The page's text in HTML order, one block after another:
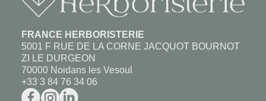
FRANCE HERBORISTERIE
5001 F RUE DE LA CORNE JACQUOT BOURNOT
ZI LE DURGEON
70000 Noidans les Vesoul
+33 3 84 76 34 06